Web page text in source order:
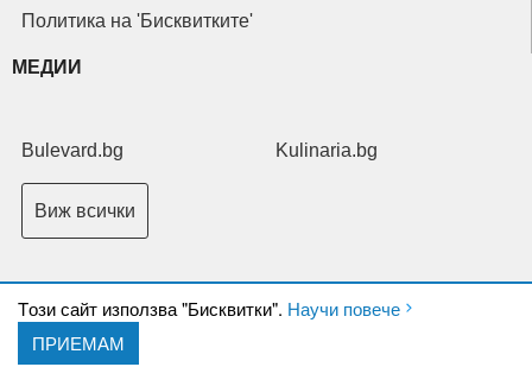
Tози сайт използва "Бисквитки". Научи повече
ПРИЕМАМ
Политика на 'Бисквитките'
МЕДИИ
Bulevard.bg Kulinaria.bg
Виж всички
Copyright © 2026 Ксениум ООД. Всички права запазени.